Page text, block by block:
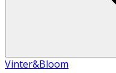
Vinter&Bloom